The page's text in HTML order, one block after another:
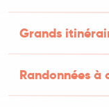
Grands
Randonnées